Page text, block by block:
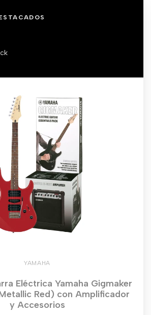
YAMAHA
Eléctrica Yamaha Gigmaker
Red) con Amplificador
y Accesorios